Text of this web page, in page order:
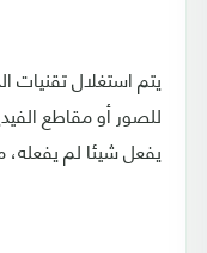
يتم استغلال تقنيات
للصور أو مقاطع
يفعل شيئا لم يفعله،